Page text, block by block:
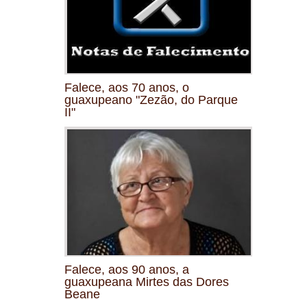
Falece, aos 70 anos, o
guaxupeano "Zezão, do Parque
II"
Falece, aos 90 anos, a
guaxupeana Mirtes das Dores
Beane